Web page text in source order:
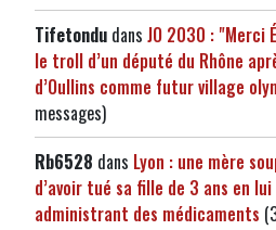
Tifetondu dans JO 2030 : "Merci
le troll d’un député du Rhône
d’Oullins comme futur village
messages)
Rb6528 dans Lyon : une mère
d’avoir tué sa fille de 3 ans en lui
administrant des médicaments